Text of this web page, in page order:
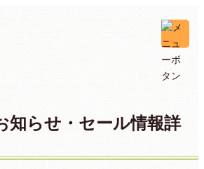
知らせ・セール情報詳